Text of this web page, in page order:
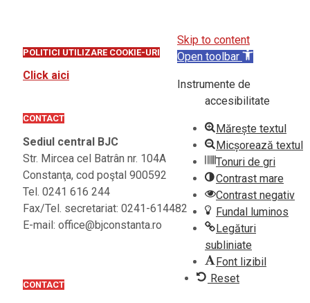
POLITICI UTILIZARE COOKIE-URI
Click aici
CONTACT
Sediul central BJC
Str. Mircea cel Batrân nr. 104A
Constanţa, cod poştal 900592
Tel. 0241 616 244
Fax/Tel. secretariat: 0241-614482
E-mail: office@bjconstanta.ro
CONTACT
Skip to content
Open toolbar
Instrumente de
accesibilitate
Mărește textul
Micșorează textul
Tonuri de gri
Contrast mare
Contrast negativ
Fundal luminos
Legături
subliniate
Font lizibil
Reset